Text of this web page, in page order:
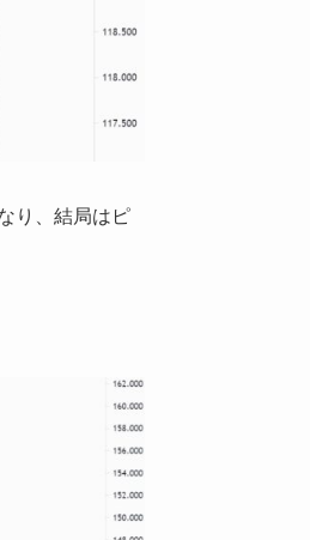
り、結局はピ